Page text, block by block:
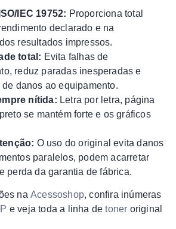
IEC 19752: Proporciona total
declarado e na
resultados impressos.
total: Evita falhas de
reduz paradas inesperadas e
danos ao equipamento.
nítida: Letra por letra, página
se mantém forte e os gráficos
O uso do original evita danos
paralelos, podem acarretar
perda da garantia de fábrica.
na Acessoshop, confira inúmeras
e veja toda a linha detoner original